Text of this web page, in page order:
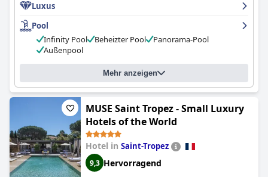
unhöflichen Rezeptionistin, aber das scheint eher die Ausnahme
als die Regel zu sein. Wenn Sie während Ihres Hotelaufenthalts
wie ein König behandelt werden möchten, werden Sie von den
Mitarbeitern des Château Saint-Martin & Spa mit Sicherheit
zufrieden gestellt.
Luxus
Pool
Infinity Pool
Beheizter Pool
Panorama-Pool
Außenpool
Mehr anzeigen
MUSE Saint Tropez - Small Luxury
Hotels of the World
Hotel in Saint-Tropez
9,3 Hervorragend